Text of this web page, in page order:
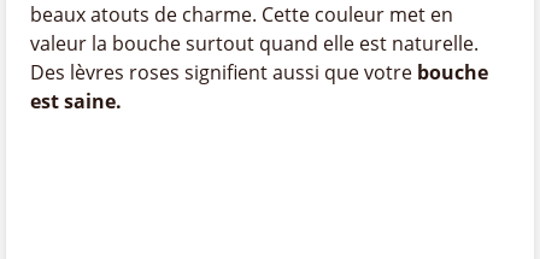
beaux atouts de charme. Cette couleur met en
valeur la bouche surtout quand elle est naturelle.
Des lèvres roses signifient aussi que votre bouche
est saine.